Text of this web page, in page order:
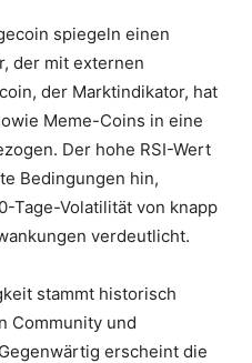
spiegeln einen
der mit externen
der Marktindikator, hat
Meme-Coins in eine
Der hohe RSI-Wert
Bedingungen hin,
Tage-Volatilität von knapp
verdeutlicht.
stammt historisch
Community und
erscheint die